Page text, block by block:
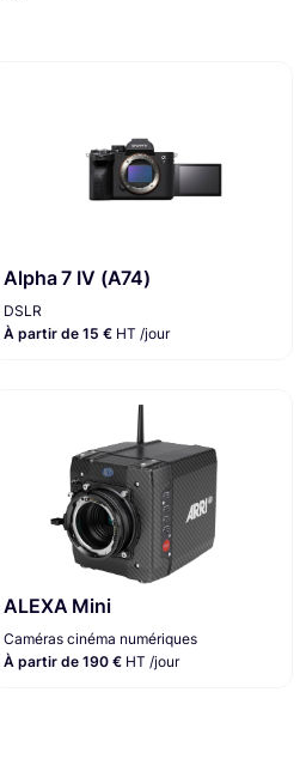
Alpha 7 IV (A74)
DSLR
À partir de 15 € HT /jour
ALEXA Mini
Caméras cinéma numériques
À partir de 190 € HT /jour